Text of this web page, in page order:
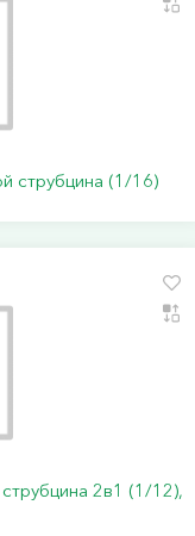
струбцина (1/16)
2в1 (1/12),